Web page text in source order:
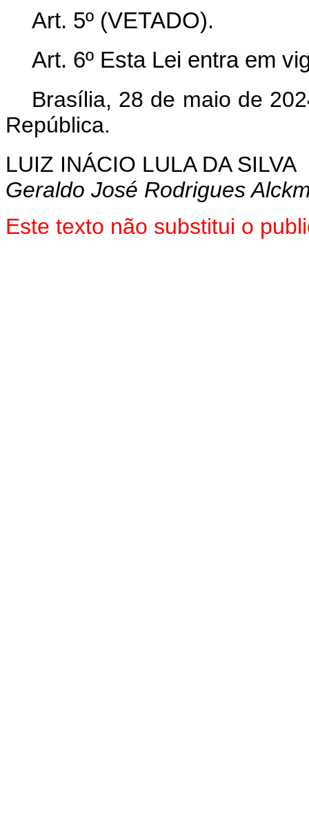
Art. 5º (VETADO).
Art. 6º Esta Lei entra em
Brasília, 28 de maio de
República.
LUIZ INÁCIO LULA DA SILVA
Geraldo José Rodrigues
Este texto não substitui o